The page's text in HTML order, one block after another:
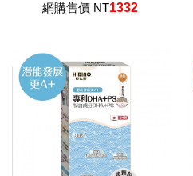
網購售價 NT1332